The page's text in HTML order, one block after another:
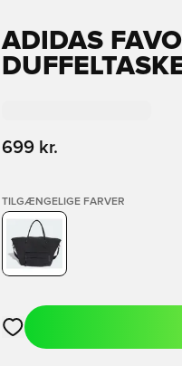
ADIDAS
699 kr.
TILGÆNGELIGE FARVER
Åbner en Modal til at logge